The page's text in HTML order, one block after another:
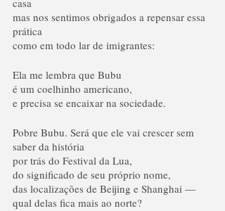
casa
mas nos sentimos obrigados a repensar essa
prática
como em todo lar de imigrantes:
Ela me lembra que Bubu
é um coelhinho americano,
e precisa se encaixar na sociedade.
Pobre Bubu. Será que ele vai crescer sem
saber da história
por trás do Festival da Lua,
do significado de seu próprio nome,
das localizações de Beijing e Shanghai —
qual delas fica mais ao norte?